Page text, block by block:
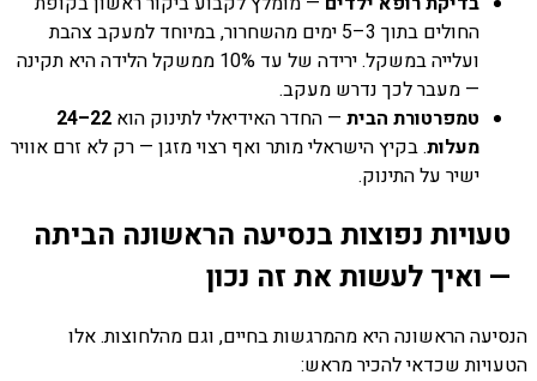
החולים בתוך 3–5 ימים מהשחרור, במיוחד למעקב צהבת
ועלייה במשקל. ירידה של עד 10% ממשקל הלידה היא תקינה
— מעבר לכך נדרש מעקב.
טמפרטורת הבית — החדר האידיאלי לתינוק הוא
22–24
מעלות. בקיץ הישראלי מותר ואף רצוי מזגן — רק לא זרם אוויר
ישיר על התינוק.
טעויות נפוצות בנסיעה הראשונה הביתה
— ואיך לעשות את זה נכון
הנסיעה הראשונה היא מהמרגשות בחיים, וגם מהלחוצות. אלו
הטעויות שכדאי להכיר מראש: